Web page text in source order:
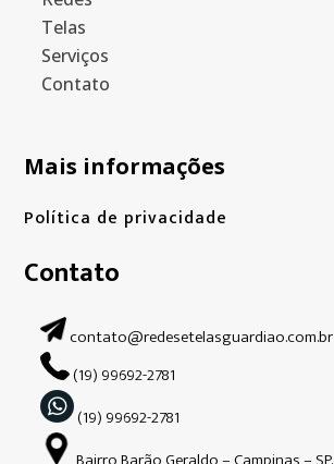
Telas
Serviços
Contato
Mais informações
Política de privacidade
Contato
contato@redesetelasguardiao.com.br
(19) 99692-2781
(19) 99692-2781